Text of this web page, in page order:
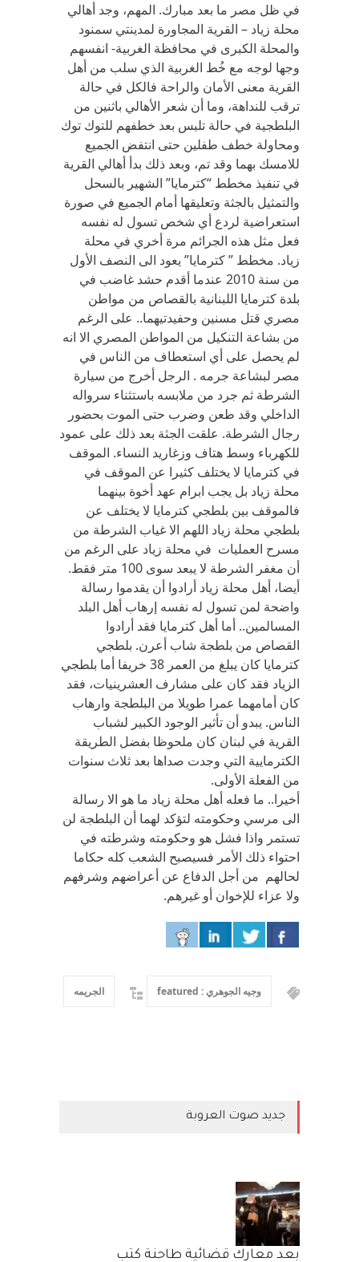
في ظل مصر ما بعد مبارك. المهم، وجد أهالي
محلة زياد – القرية المجاورة لمدينتي سمنود
والمحلة الكبرى في محافظة الغربية- انفسهم
وجها لوجه مع خُط الغربية الذي سلب من أهل
القرية معنى الأمان والراحة فالكل في حالة
ترقب للنداهة، وما أن شعر الأهالي باثنين من
البلطجية في حالة تلبس بعد خطفهم للتوك توك
ومحاولة خطف طفلين حتى انتفض الجميع
للامسك بهما وقد تم، وبعد ذلك بدأ أهالي القرية
في تنفيذ مخطط “كترمايا” الشهير بالسحل
والتمثيل بالجثة وتعليقها أمام الجميع في صورة
استعراضية لردع أي شخص تسول له نفسه
فعل مثل هذه الجرائم مرة أخري في محلة
زياد. مخطط ” كترمايا” يعود الى النصف الأول
من سنة 2010 عندما أقدم حشد غاضب في
بلدة كترمايا اللبنانية بالقصاص من مواطن
مصري قتل مسنين وحفيدتيهما.. على الرغم
من بشاعة التنكيل من المواطن المصري الا انه
لم يحصل على أي استعطاف من الناس في
مصر لبشاعة جرمه . الرجل أخرج من سيارة
الشرطة ثم جرد من ملابسه باستثناء سرواله
الداخلي وقد طعن وضرب حتى الموت بحضور
رجال الشرطة. علقت الجثة بعد ذلك على عمود
للكهرباء وسط هتاف وزغاريد النساء. الموقف
في كترمايا لا يختلف كثيرا عن الموقف في
محلة زياد بل يجب ابرام عهد أخوة بينهما
فالموقف بين بلطجي كترمايا لا يختلف عن
بلطجي محلة زياد اللهم الا غياب الشرطة من
مسرح العمليات في محلة زياد على الرغم من
أن مغفر الشرطة لا يبعد سوى 100 متر فقط.
أيضا، أهل محلة زياد أرادوا أن يقدموا رسالة
واضحة لمن تسول له نفسه إرهاب أهل البلد
المسالمين.. أما أهل كترمايا فقد أرادوا
القصاص من بلطجة شاب أعرن. بلطجي
كترمايا كان يبلغ من العمر 38 خريفا أما بلطجي
الزياد فقد كان على مشارف العشرينيات، فقد
كان أمامهما عمرا طويلا من البلطجة وارهاب
الناس. يبدو أن تأثير الوجود الكبير لشباب
القرية في لبنان كان ملحوظا بفضل الطريقة
الكترمايية التي وجدت صداها بعد ثلاث سنوات
من الفعلة الأولى.
أخيرا.. ما فعله أهل محلة زياد ما هو الا رسالة
الى مرسي وحكومته لتؤكد لهما أن البلطجة لن
تستمر واذا فشل هو وحكومته وشرطته في
احتواء ذلك الأمر فسيصبح الشعب كله حكاما
لحالهم من أجل الدفاع عن أعراضهم وشرفهم
ولا عزاء للإخوان أو غيرهم.
وجيه الجوهري : featured الجريمه
جديد صوت العروبة
بعد معارك قضائية طاحنة كتب